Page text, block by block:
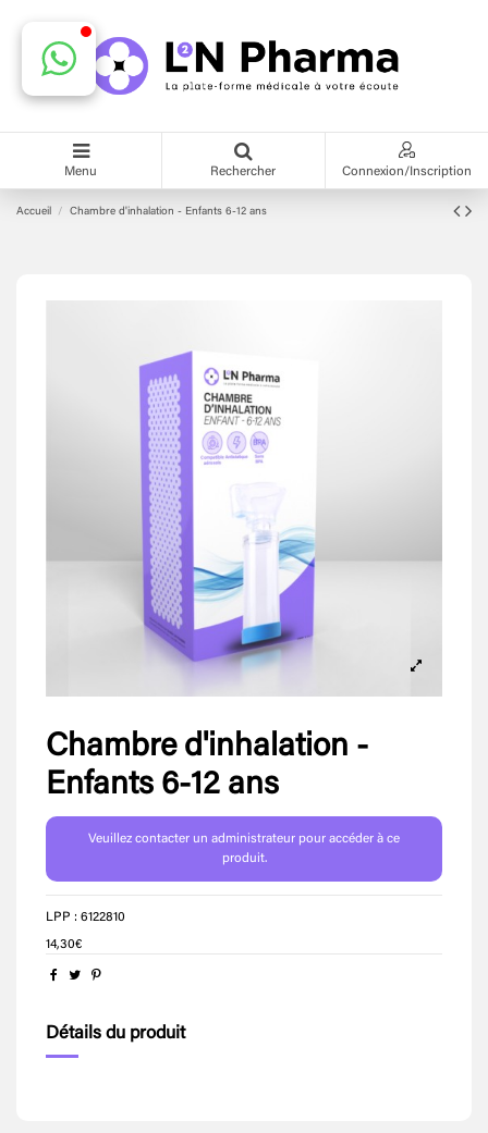
Menu Rechercher Connexion/Inscription
Accueil Chambre d'inhalation - Enfants 6-12 ans
Chambre d'inhalation -
Enfants 6-12 ans
Veuillez contacter un administrateur pour accéder à ce
produit.
LPP : 6122810
14,30€
Détails du produit